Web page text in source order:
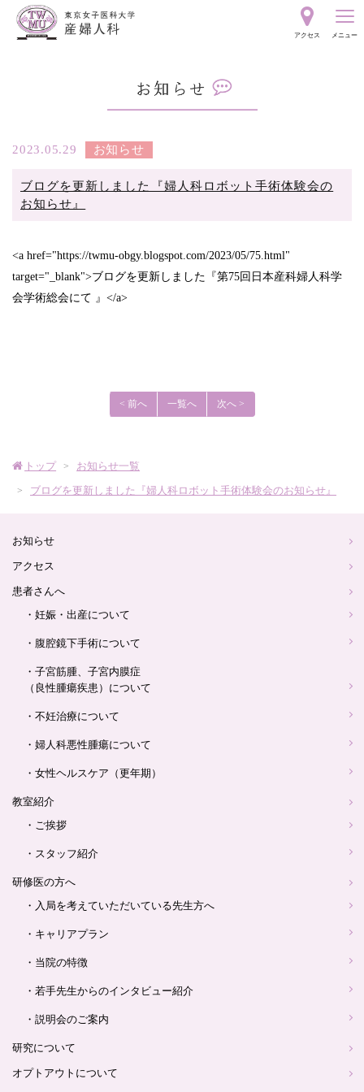
東
子
医
大
人
科
ロ
ゴ
アクセス メニュー
知
せ
2023.05.29 お知らせ
ブログを更新しました『婦人科ロボット手術体験会の
お知らせ』
<a href="https://twmu-obgy.blogspot.com/2023/05/75.html"
target="_blank">ブログを更新しました『第75回日本産科婦人科学
会学術総会にて 』</a>
< 前へ 一覧へ 次へ >
トップ
お知らせ一覧
ブログを更新しました『婦人科ロボット手術体験会のお知らせ』
お知らせ
アクセス
患者さんへ
・妊娠・出産について
・腹腔鏡下手術について
・子宮筋腫、子宮内膜症
（良性腫瘍疾患）について
・不妊治療について
・婦人科悪性腫瘍について
・女性ヘルスケア（更年期）
教室紹介
・ご挨拶
・スタッフ紹介
研修医の方へ
・入局を考えていただいている先生方へ
・キャリアプラン
・当院の特徴
・若手先生からのインタビュー紹介
・説明会のご案内
研究について
オプトアウトについて